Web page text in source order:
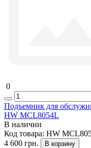
0
Подъемник для
HW MCL8054L
В наличии
Код товара: HW
4 600 грн.
В корзину